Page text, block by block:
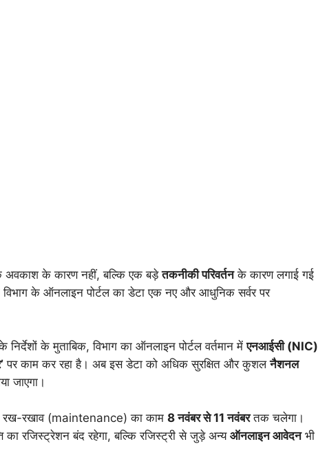
अवकाश के कारण नहीं, बल्कि एक बड़ेतकनीकी परिवर्तनके कारण लगाई गई
के ऑनलाइन पोर्टल का डेटा एक नए और आधुनिक सर्वर पर
के निर्देशों के मुताबिक, विभाग का ऑनलाइन पोर्टल वर्तमान मेंएनआईसी (NIC)
पर काम कर रहा है। अब इस डेटा को अधिक सुरक्षित और कुशलनैशनल
जाएगा।
रख-रखाव (maintenance) का काम 8 नवंबर से 11 नवंबरतक चलेगा।
का रजिस्ट्रेशन बंद रहेगा, बल्कि रजिस्ट्री से जुड़े अन्य ऑनलाइन आवेदनभी